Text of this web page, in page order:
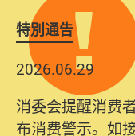
特別通告
2026.06.29
消委会提醒消费
布消费警示。如
2025.10.31
为提升使用者体
系统已经进行升